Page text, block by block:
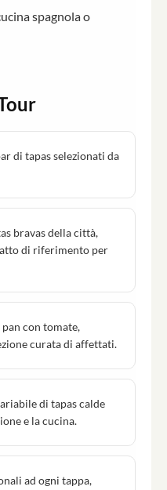
spagnola o
di tapas selezionati da
bravas della città,
di riferimento per
con tomate,
curata di affettati.
di tapas calde
e la cucina.
ad ogni tappa,